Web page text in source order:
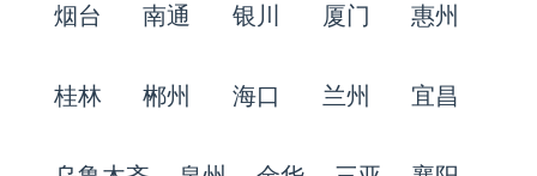
烟台 南通 银川 厦门 惠州
桂林 郴州 海口 兰州 宜昌